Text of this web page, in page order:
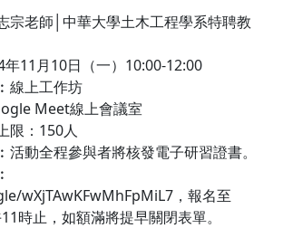
宗老師│中華大學土木工程學系特聘教
11月10日（一）10:00-12:00
線上工作坊
Meet線上會議室
限：150人
動全程參與者將核發電子研習證書。
wXjTAwKFwMhFpMiL7，報名至
時止，如額滿將提早關閉表單。